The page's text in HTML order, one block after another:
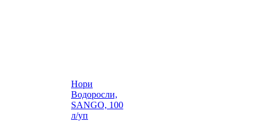
Нори
Водоросли,
SANGO, 100
л/уп